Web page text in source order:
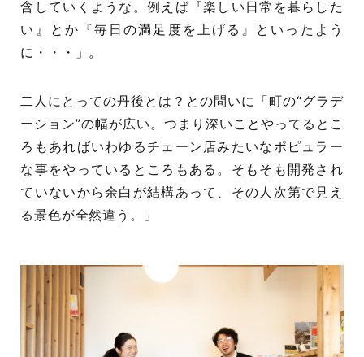
含していくような。例えば『楽しい日常を暮らした
い』とか『毎日の満足度を上げる』といったよう
に・・・」。
二人にとっての丹後とは？との問いに「町の“グラデ
ーション”の幅が広い。つまり深いことやってるとこ
ろもあればいわゆるチェーン店みたいなポピュラー
な事をやっているところもある。そもそも開発され
ていないから余白が結構あって、その人次第で見え
る景色が全然違う。」